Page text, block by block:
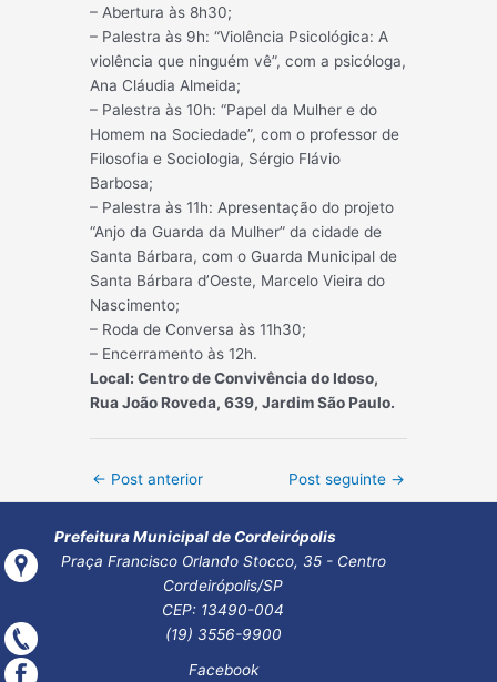
– Abertura às 8h30;
– Palestra às 9h: “Violência Psicológica: A
violência que ninguém vê”, com a psicóloga,
Ana Cláudia Almeida;
– Palestra às 10h: “Papel da Mulher e do
Homem na Sociedade”, com o professor de
Filosofia e Sociologia, Sérgio Flávio
Barbosa;
– Palestra às 11h: Apresentação do projeto
“Anjo da Guarda da Mulher” da cidade de
Santa Bárbara, com o Guarda Municipal de
Santa Bárbara d’Oeste, Marcelo Vieira do
Nascimento;
– Roda de Conversa às 11h30;
– Encerramento às 12h.
Local: Centro de Convivência do Idoso,
Rua João Roveda, 639, Jardim São Paulo.
Post
← Post anterior Post seguinte →
Prefeitura Municipal de Cordeirópolis
Praça Francisco Orlando Stocco, 35 - Centro
Cordeirópolis/SP
CEP: 13490-004
(19) 3556-9900
Facebook